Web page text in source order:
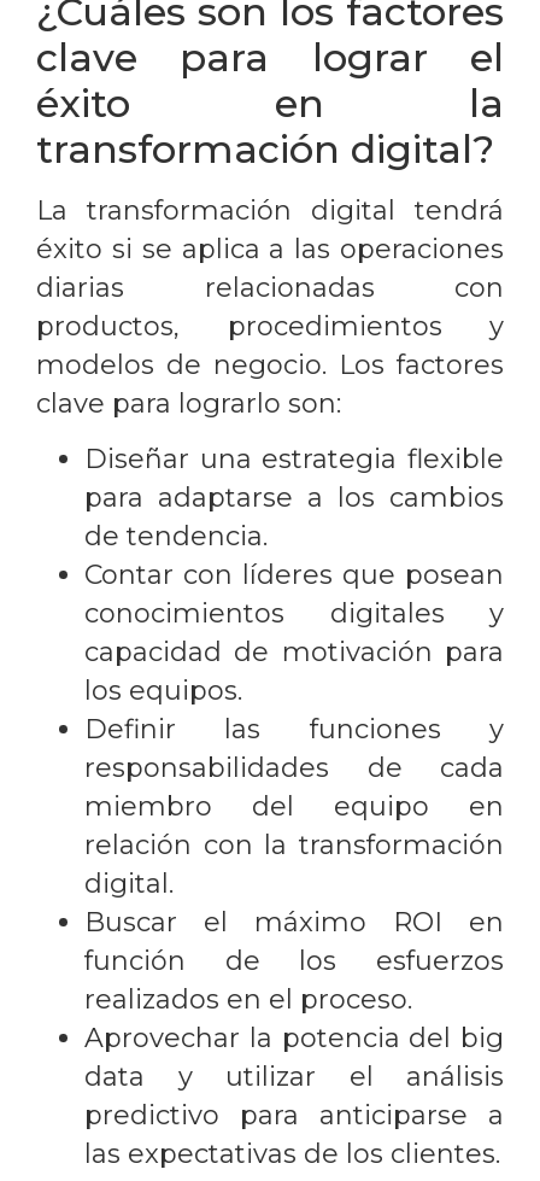
¿Cuáles son los factores
clave para lograr el
éxito en la
transformación digital?
La transformación digital tendrá
éxito si se aplica a las operaciones
diarias relacionadas con
productos, procedimientos y
modelos de negocio. Los factores
clave para lograrlo son:
Diseñar una estrategia flexible
para adaptarse a los cambios
de tendencia.
Contar con líderes que posean
conocimientos digitales y
capacidad de motivación para
los equipos.
Definir las funciones y
responsabilidades de cada
miembro del equipo en
relación con la transformación
digital.
Buscar el máximo ROI en
función de los esfuerzos
realizados en el proceso.
Aprovechar la potencia del big
data y utilizar el análisis
predictivo para anticiparse a
las expectativas de los clientes.